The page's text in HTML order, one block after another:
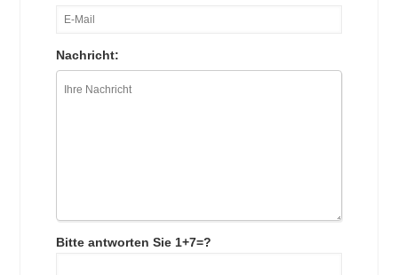
Nachricht:
Bitte antworten Sie 1+7=?